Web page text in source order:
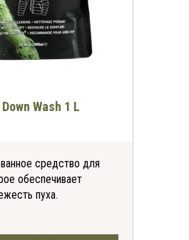
Down Wash 1 L
средство для
обеспечивает
пуха.